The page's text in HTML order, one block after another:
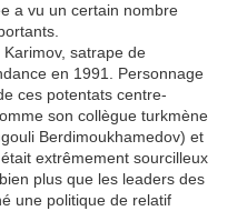
a vu un certain nombre
satrape de
en 1991. Personnage
ces potentats centre-
son collègue turkmène
Berdimoukhamedov) et
était extrêmement sourcilleux
plus que les leaders des
une politique de relatif